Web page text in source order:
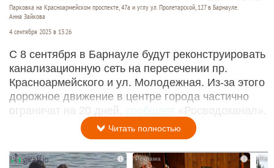
Парковка на Красноармейском проспекте, 47а и углу ул. Пролетарской, 127 в Барнауле.
Анна Зайкова
4 сентября 2025 в 13:26
С 8 сентября в Барнауле будут реконструировать
канализационную сеть на пересечении пр.
Красноармейского и ул. Молодежная. Из-за этого
дорожное движение в центре города частично
ограничат на 20 дней,
сообщает «Росводоканал».
Читать полностью
i